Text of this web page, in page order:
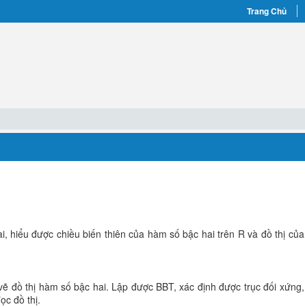
Trang Chủ
hiểu được chiều biến thiên của hàm số bậc hai trên R và đồ thị của
đồ thị hàm số bậc hai. Lập được BBT, xác định được trục đối xứng,
đồ thị.